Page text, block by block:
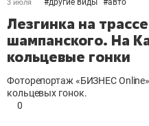
3 июля #другие виды #авто
Лезгинка на
шампанского. На
кольцевые гонки
Фоторепортаж «БИЗНЕС Online»
кольцевых гонок.
0